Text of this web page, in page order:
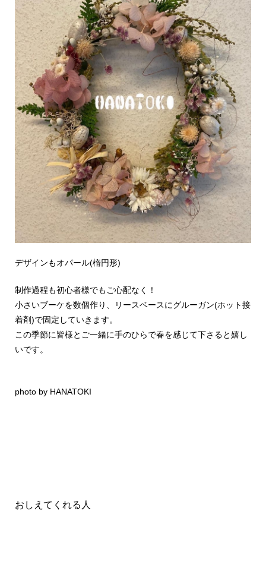
デザインもオパール(楕円形)
制作過程も初心者様でもご心配なく！
小さいブーケを数個作り、リースベースにグルーガン(ホット接
着剤)で固定していきます。
この季節に皆様とご一緒に手のひらで春を感じて下さると嬉し
いです。
photo by HANATOKI
おしえてくれる人